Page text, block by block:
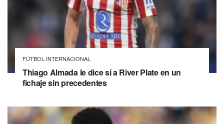
FÚTBOL INTERNACIONAL
Thiago Almada le dice sí a River Plate en un
fichaje sin precedentes